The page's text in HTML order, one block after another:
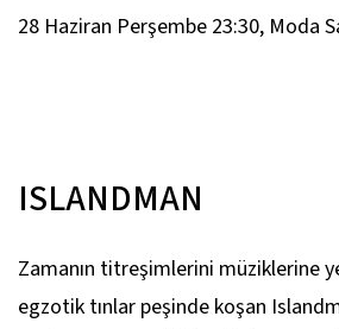
28 Haziran Perşembe 23:30, Moda
ISLANDMAN
Zamanın titreşimlerini müziklerine
egzotik tınlar peşinde koşan